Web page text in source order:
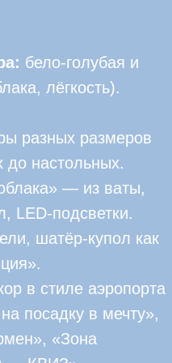
бело-голубая и
лёгкость).
разных размеров
до настольных.
— из ваты,
LED-подсветки.
шатёр-купол как
в стиле аэропорта
посадку в мечту»,
«Зона